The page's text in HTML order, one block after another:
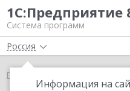
1С:Предприятие
Система программ
Россия
Информация на
Главная